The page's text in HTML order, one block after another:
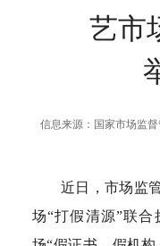
艺市
信息来源：国家市场监
近日，市场监
场“打假清源”联